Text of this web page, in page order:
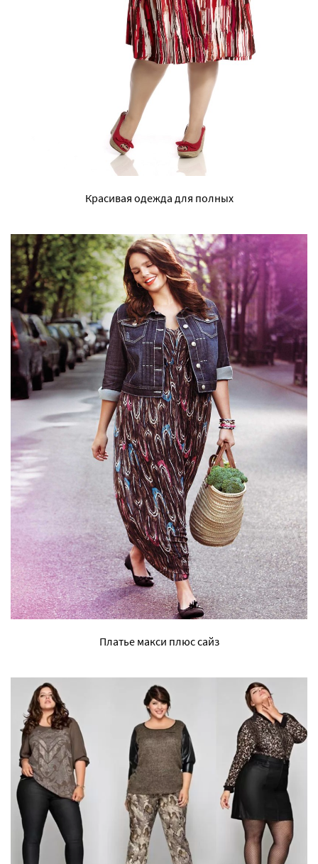
Красивая одежда для полных
Платье макси плюс сайз